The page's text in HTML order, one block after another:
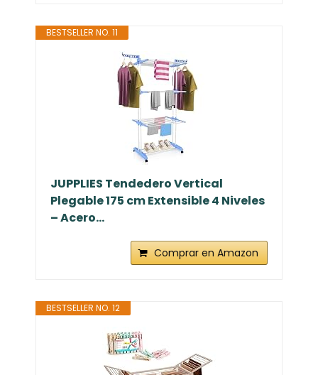
BESTSELLER NO. 11
JUPPLIES Tendedero Vertical
Plegable 175 cm Extensible 4 Niveles
– Acero...
Comprar en Amazon
BESTSELLER NO. 12